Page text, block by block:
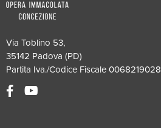
Via Toblino 53,
35142 Padova (PD)
Partita Iva./Codice Fiscale